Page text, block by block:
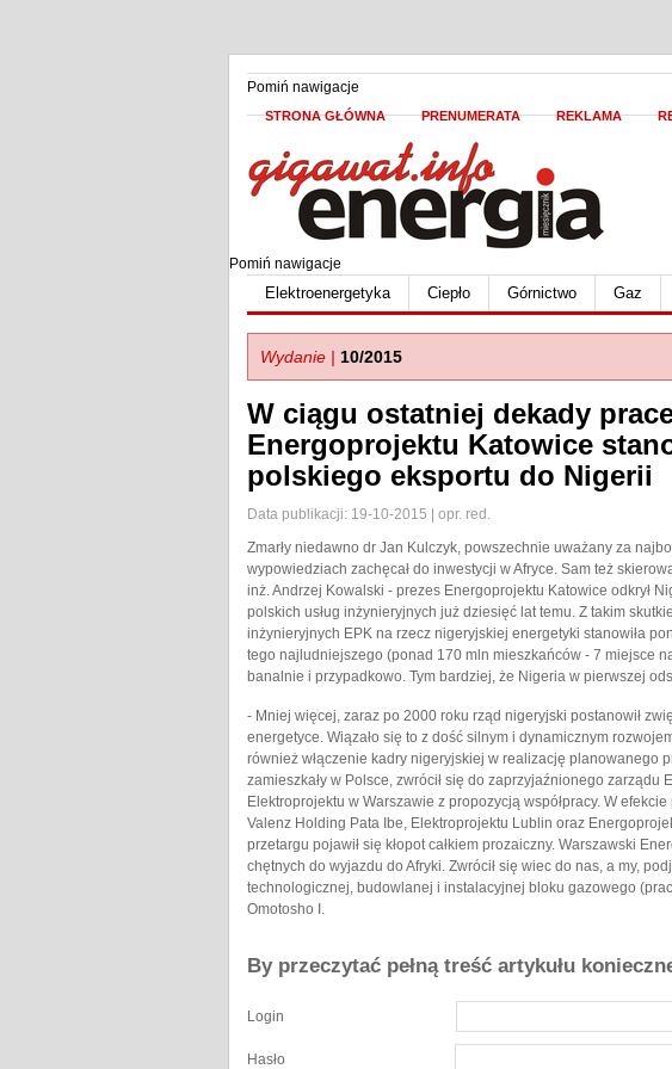
Pomiń nawigacje
STRONA GŁÓWNA PRENUMERATA REKLAMA
Pomiń nawigacje
Elektroenergetyka Ciepło Górnictwo Gaz
Wydanie | 10/2015
W ciągu ostatniej dekady
Energoprojektu Katowice
polskiego eksportu do Nigerii
Data publikacji: 19-10-2015 | opr. red.
Zmarły niedawno dr Jan Kulczyk, powszechnie uważany za
wypowiedziach zachęcał do inwestycji w Afryce. Sam też
inż. Andrzej Kowalski - prezes Energoprojektu Katowice odkrył
polskich usług inżynieryjnych już dziesięć lat temu. Z takim
inżynieryjnych EPK na rzecz nigeryjskiej energetyki stanowiła
tego najludniejszego (ponad 170 mln mieszkańców - 7 miejsce
banalnie i przypadkowo. Tym bardziej, że Nigeria w pierwszej
- Mniej więcej, zaraz po 2000 roku rząd nigeryjski postanowił
energetyce. Wiązało się to z dość silnym i dynamicznym
również włączenie kadry nigeryjskiej w realizację planowanego
zamieszkały w Polsce, zwrócił się do zaprzyjaźnionego zarządu
Elektroprojektu w Warszawie z propozycją współpracy. W
Valenz Holding Pata Ibe, Elektroprojektu Lublin oraz
przetargu pojawił się kłopot całkiem prozaiczny. Warszawski
chętnych do wyjazdu do Afryki. Zwrócił się wiec do nas, a my,
technologicznej, budowlanej i instalacyjnej bloku gazowego
Omotosho I.
By przeczytać pełną treść artykułu
Login
Hasło